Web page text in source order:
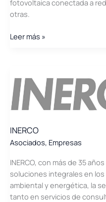
fotovoltaica conectada a
otras.
Iberapa
Aparellajes
Leer más »
INERCO
Asociados, Empresas
INERCO, con más de 35
soluciones integrales en
ambiental y energética, la
tanto en servicios de